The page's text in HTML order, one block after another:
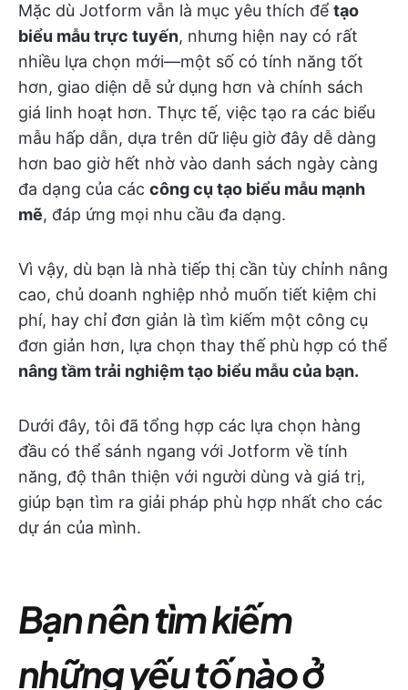
Mặc dù Jotform vẫn là mục yêu thích để tạo
biểu mẫu trực tuyến, nhưng hiện nay có rất
nhiều lựa chọn mới—một số có tính năng tốt
hơn, giao diện dễ sử dụng hơn và chính sách
giá linh hoạt hơn. Thực tế, việc tạo ra các biểu
mẫu hấp dẫn, dựa trên dữ liệu giờ đây dễ dàng
hơn bao giờ hết nhờ vào danh sách ngày càng
đa dạng của các công cụ tạo biểu mẫu mạnh
mẽ, đáp ứng mọi nhu cầu đa dạng.
Vì vậy, dù bạn là nhà tiếp thị cần tùy chỉnh nâng
cao, chủ doanh nghiệp nhỏ muốn tiết kiệm chi
phí, hay chỉ đơn giản là tìm kiếm một công cụ
đơn giản hơn, lựa chọn thay thế phù hợp có thể
nâng tầm trải nghiệm tạo biểu mẫu của bạn.
Dưới đây, tôi đã tổng hợp các lựa chọn hàng
đầu có thể sánh ngang với Jotform về tính
năng, độ thân thiện với người dùng và giá trị,
giúp bạn tìm ra giải pháp phù hợp nhất cho các
dự án của mình.
Bạn nên tìm kiếm
những yếu tố nào ở